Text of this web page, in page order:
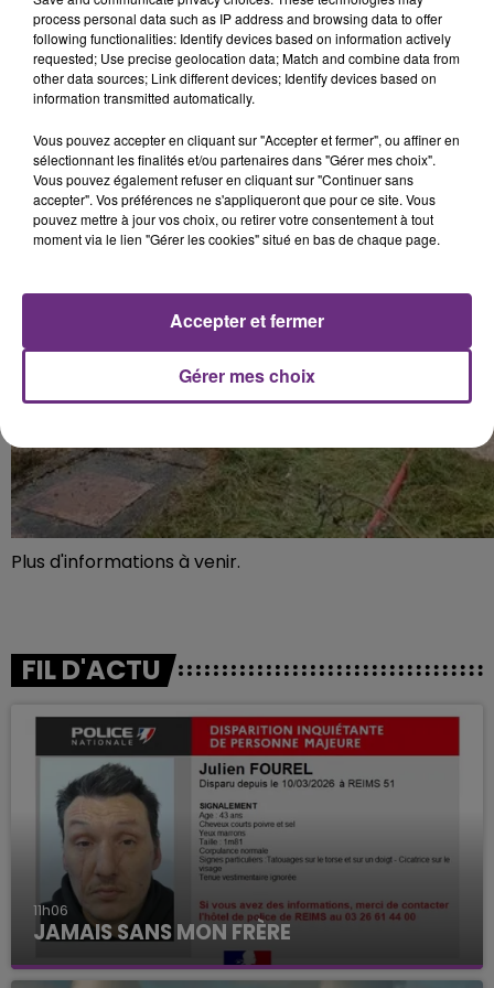
L'église se trouvait au milieu du cimetière.
Des tombes ont été endommagées par l'incendie.
Plus d'informations à venir.
FIL D'ACTU
11h06
JAMAIS SANS MON FRÈRE
Julien Fourel n'a plus donné signé de vie depuis 5
process personal data such as IP address and browsing data to offer
following functionalities: Identify devices based on information actively
requested; Use precise geolocation data; Match and combine data from
other data sources; Link different devices; Identify devices based on
information transmitted automatically.
Vous pouvez accepter en cliquant sur "Accepter et fermer", ou affiner en
sélectionnant les finalités et/ou partenaires dans "Gérer mes choix".
Vous pouvez également refuser en cliquant sur "Continuer sans
accepter". Vos préférences ne s'appliqueront que pour ce site. Vous
pouvez mettre à jour vos choix, ou retirer votre consentement à tout
moment via le lien "Gérer les cookies" situé en bas de chaque page.
Gérer mes choix
Accepter et fermer